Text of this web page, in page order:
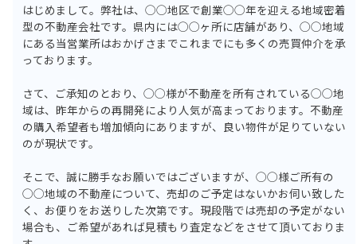
はじめまして。弊社は、◯◯地区で創業◯◯年を迎える地域密着
型の不動産会社です。県内には◯◯ヶ所に店舗があり、◯◯地域
にある当営業所はおかげさまでこれまでにも多くの売買仲介を承
っております。
さて、ご承知のとおり、◯◯様が不動産を所有されている◯◯地
域は、昨年からの再開発により人気が高まっております。不動産
の購入希望者も増加傾向にありますが、良い物件が足りていない
のが現状です。
そこで、誠に勝手なお願いではございますが、◯◯様ご所有の
◯◯地域の不動産について、売却のご予定はないかお伺い致した
く、お便りをお送りした次第です。現段階では売却の予定がない
場合も、ご希望があれば見積もり査定などをさせて頂いておりま